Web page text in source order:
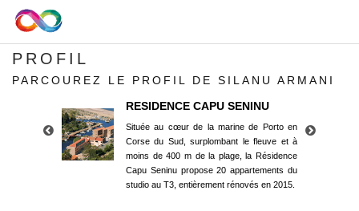
PROFIL
PARCOUREZ LE PROFIL DE SILANU ARMANI
RESIDENCE CAPU SENINU
Située au cœur de la marine de Porto en
Corse du Sud, surplombant le fleuve et à
moins de 400 m de la plage, la Résidence
Capu Seninu propose 20 appartements du
studio au T3, entièrement rénovés en 2015.